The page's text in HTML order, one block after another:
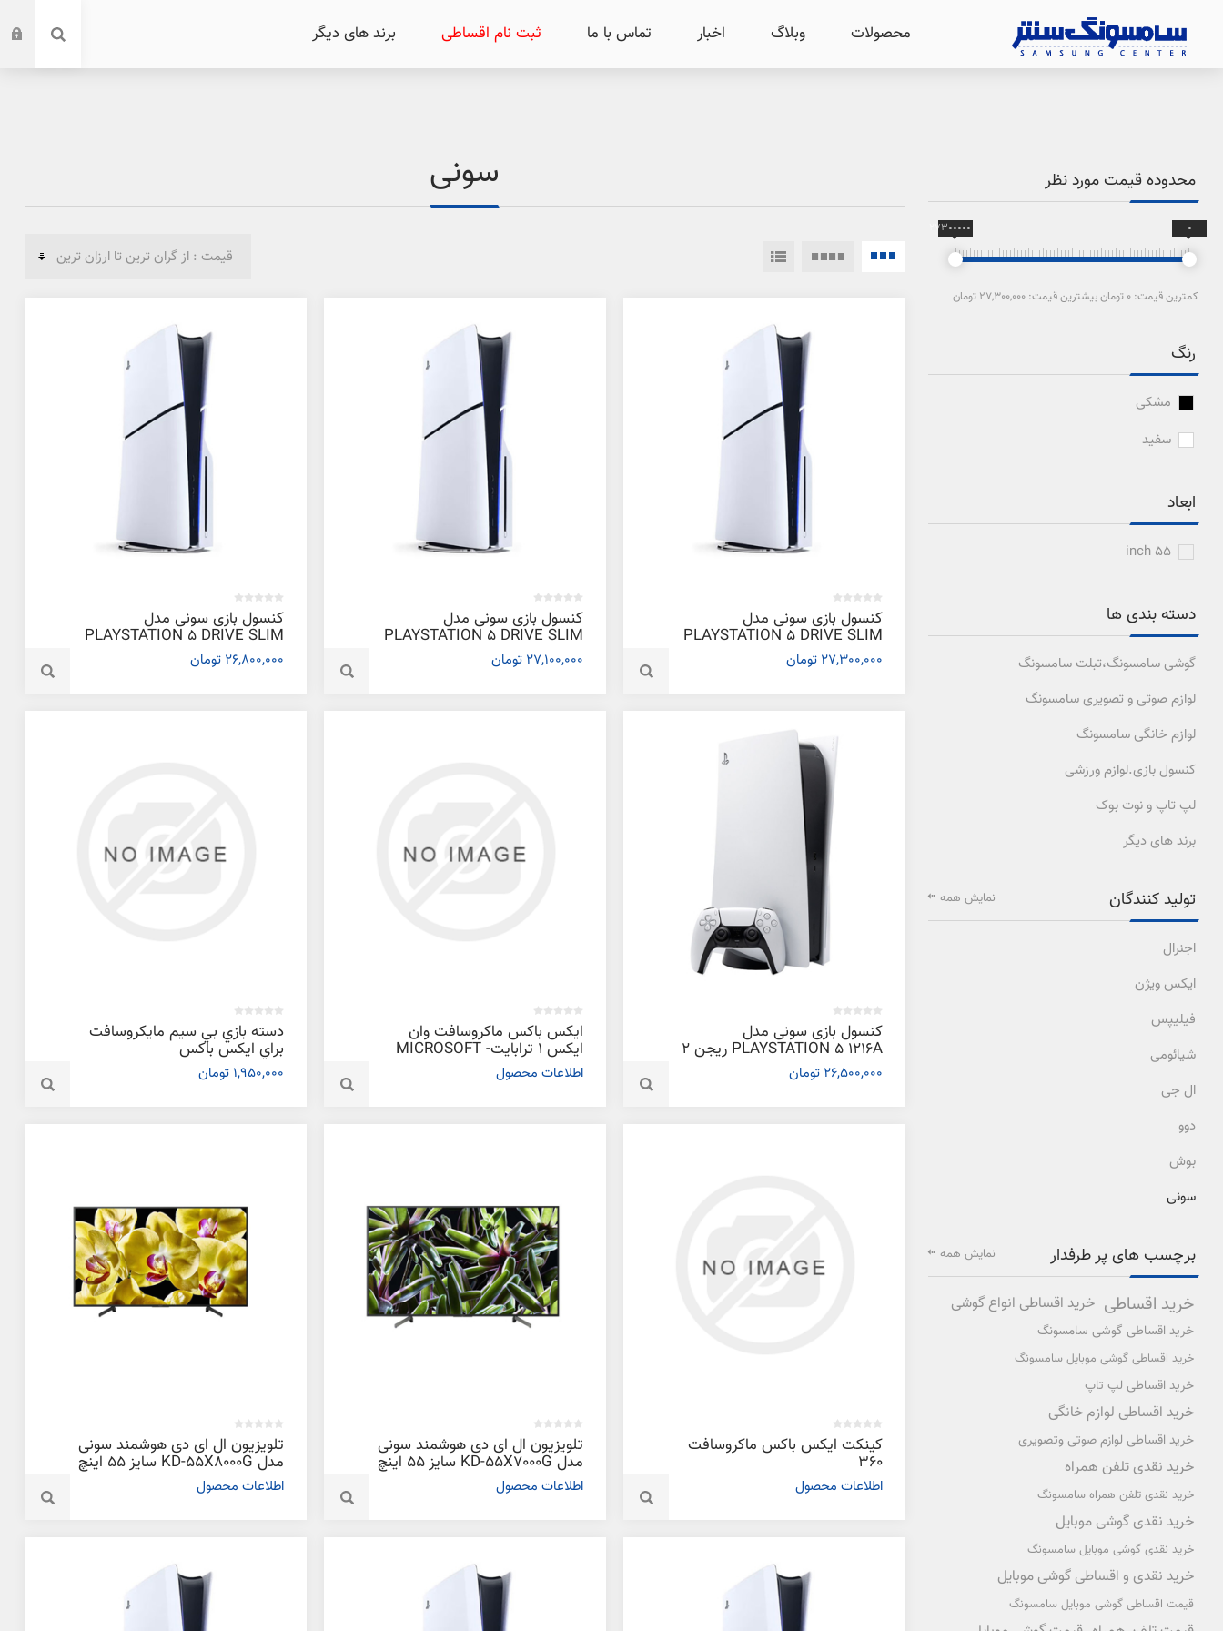
محصولات وبلاگ اخبار تماس با ما ثبت نام اقساطی برند های دیگر
سونی
کنسول بازی سونی مدل
PLAYSTATION 5 DRIVE SLIM
2015 آمریکا
27,300,000 تومان
کنسول بازی سونی مدل
PLAYSTATION 5 DRIVE SLIM
2016 اروپا
27,100,000 تومان
کنسول بازی سونی مدل
PLAYSTATION 5 DRIVE SLIM
2000 آسیا
26,800,000 تومان
کنسول بازی سونی مدل
PLAYSTATION 5 1216A ریجن 2
اروپا
26,500,000 تومان
ایکس باکس ماکروسافت وان
ایکس 1 ترابایت- MICROSOFT
XBOX ONE X - 500GB GAME
CONSOLE
اطلاعات محصول
دسته بازي بي سيم مايکروسافت
براي ایکس باکس
1,950,000 تومان
کینکت ایکس باکس ماکروسافت
360
اطلاعات محصول
تلویزیون ال ای دی هوشمند سونی
مدل KD-55X7000G سایز 55 اینچ
اطلاعات محصول
تلویزیون ال ای دی هوشمند سونی
مدل KD-55X8000G سایز 55 اینچ
اطلاعات محصول
محدوده قیمت مورد نظر
کمترین قیمت: 0 تومان بیشترین قیمت: 27,300,000 تومان
27300000 0
رنگ
مشکی
سفید
ابعاد
55 inch
دسته بندی ها
گوشی سامسونگ،تبلت سامسونگ
لوازم صوتی و تصویری سامسونگ
لوازم خانگی سامسونگ
کنسول بازی.لوازم ورزشی
لپ تاپ و نوت بوک
برند های دیگر
تولید کنندگان
اجنرال
ایکس ویژن
فیلیپس
شیائومی
ال جی
دوو
بوش
سونی
نمایش همه
برچسب های پر طرفدار
خرید اقساطی خرید اقساطی انواع گوشی
خرید اقساطی گوشی سامسونگ
خرید اقساطی گوشی موبایل سامسونگ
خرید اقساطی لپ تاپ
خرید اقساطی لوازم خانگی
خرید اقساطی لوازم صوتی وتصویری
خرید نقدی تلفن همراه
خرید نقدی تلفن همراه سامسونگ
خرید نقدی گوشی موبایل
خرید نقدی گوشی موبایل سامسونگ
خرید نقدی و اقساطی گوشی موبایل
قیمت اقساطی گوشی موبایل سامسونگ
نمایش همه